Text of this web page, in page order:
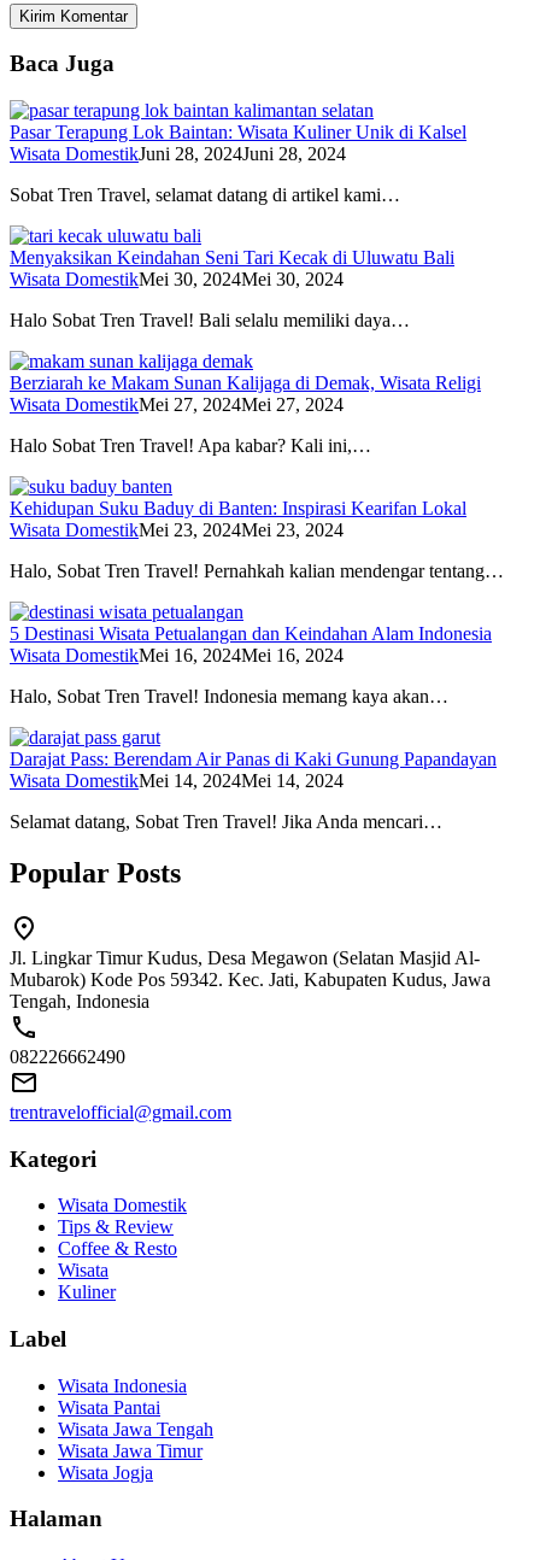
Baca Juga
Pasar Terapung Lok Baintan: Wisata Kuliner Unik di Kalsel
Wisata DomestikJuni 28, 2024Juni 28, 2024
Sobat Tren Travel, selamat datang di artikel kami…
Menyaksikan Keindahan Seni Tari Kecak di Uluwatu Bali
Wisata DomestikMei 30, 2024Mei 30, 2024
Halo Sobat Tren Travel! Bali selalu memiliki daya…
Berziarah ke Makam Sunan Kalijaga di Demak, Wisata Religi
Wisata DomestikMei 27, 2024Mei 27, 2024
Halo Sobat Tren Travel! Apa kabar? Kali ini,…
Kehidupan Suku Baduy di Banten: Inspirasi Kearifan Lokal
Wisata DomestikMei 23, 2024Mei 23, 2024
Halo, Sobat Tren Travel! Pernahkah kalian mendengar tentang…
5 Destinasi Wisata Petualangan dan Keindahan Alam Indonesia
Wisata DomestikMei 16, 2024Mei 16, 2024
Halo, Sobat Tren Travel! Indonesia memang kaya akan…
Darajat Pass: Berendam Air Panas di Kaki Gunung Papandayan
Wisata DomestikMei 14, 2024Mei 14, 2024
Selamat datang, Sobat Tren Travel! Jika Anda mencari…
Popular Posts
Jl. Lingkar Timur Kudus, Desa Megawon (Selatan Masjid Al-
Mubarok) Kode Pos 59342. Kec. Jati, Kabupaten Kudus, Jawa
Tengah, Indonesia
082226662490
trentravelofficial@gmail.com
Kategori
Wisata Domestik
Tips & Review
Coffee & Resto
Wisata
Kuliner
Label
Wisata Indonesia
Wisata Pantai
Wisata Jawa Tengah
Wisata Jawa Timur
Wisata Jogja
Halaman